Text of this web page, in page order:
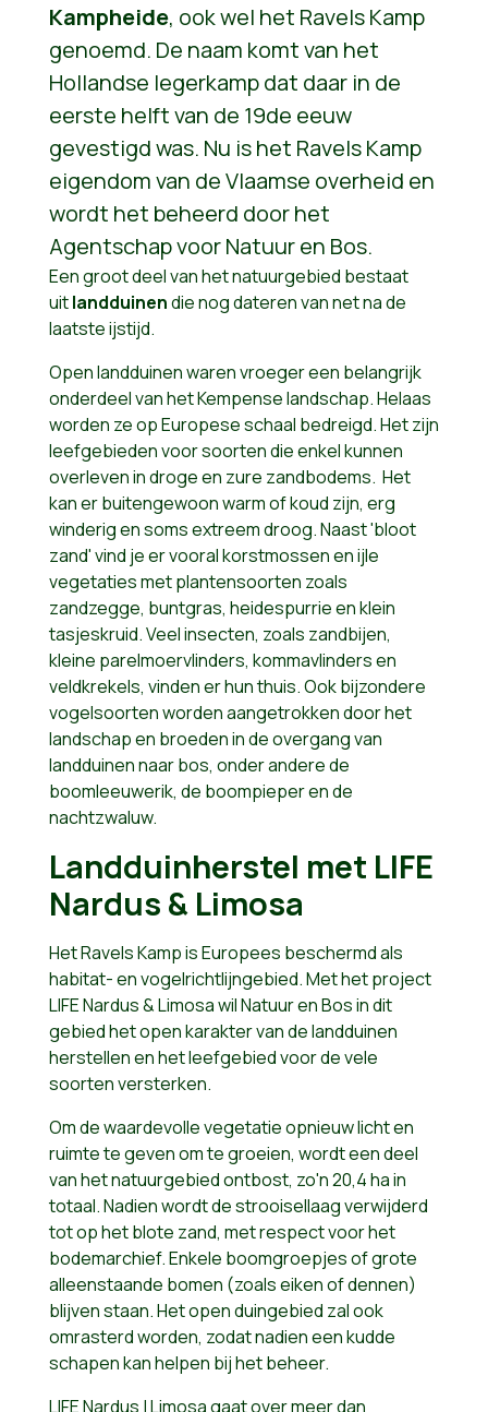
Kampheide, ook wel het Ravels Kamp
genoemd. De naam komt van het
Hollandse legerkamp dat daar in de
eerste helft van de 19de eeuw
gevestigd was. Nu is het Ravels Kamp
eigendom van de Vlaamse overheid en
wordt het beheerd door het
Agentschap voor Natuur en Bos.
Een groot deel van het natuurgebied bestaat
uitlandduinendie nog dateren van net na de
laatste ijstijd.
Open landduinen waren vroeger een belangrijk
onderdeel van het Kempense landschap. Helaas
worden ze op Europese schaal bedreigd. Het zijn
leefgebieden voor soorten die enkel kunnen
overleven in droge en zure zandbodems. Het
kan er buitengewoon warm of koud zijn, erg
winderig en soms extreem droog. Naast 'bloot
zand' vind je er vooral korstmossen en ijle
vegetaties met plantensoorten zoals
zandzegge, buntgras, heidespurrie en klein
tasjeskruid. Veel insecten, zoals zandbijen,
kleine parelmoervlinders, kommavlinders en
veldkrekels, vinden er hun thuis. Ook bijzondere
vogelsoorten worden aangetrokken door het
landschap en broeden in de overgang van
landduinen naar bos, onder andere de
boomleeuwerik, de boompieper en de
nachtzwaluw.
Landduinherstel met LIFE
Nardus & Limosa
Het Ravels Kamp is Europees beschermd als
habitat- en vogelrichtlijngebied. Met het project
LIFE Nardus & Limosa wil Natuur en Bos in dit
gebied het open karakter van de landduinen
herstellen en het leefgebied voor de vele
soorten versterken.
Om de waardevolle vegetatie opnieuw licht en
ruimte te geven om te groeien, wordt een deel
van het natuurgebied ontbost, zo'n 20,4 ha in
totaal. Nadien wordt de strooisellaag verwijderd
tot op het blote zand, met respect voor het
bodemarchief. Enkele boomgroepjes of grote
alleenstaande bomen (zoals eiken of dennen)
blijven staan. Het open duingebied zal ook
omrasterd worden, zodat nadien een kudde
schapen kan helpen bij het beheer.
LIFE Nardus | Limosa gaat over meer dan